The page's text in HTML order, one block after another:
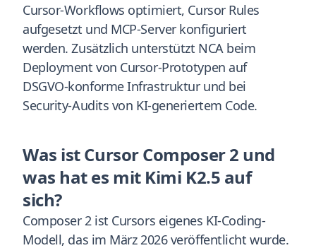
Cursor-Workflows optimiert, Cursor Rules
aufgesetzt und MCP-Server konfiguriert
werden. Zusätzlich unterstützt NCA beim
Deployment von Cursor-Prototypen auf
DSGVO-konforme Infrastruktur und bei
Security-Audits von KI-generiertem Code.
Was ist Cursor Composer 2 und
was hat es mit Kimi K2.5 auf
sich?
Composer 2 ist Cursors eigenes KI-Coding-
Modell, das im März 2026 veröffentlicht wurde.